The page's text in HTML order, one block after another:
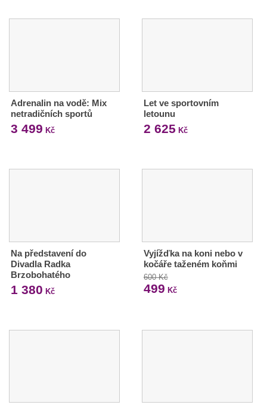
Adrenalin na vodě: Mix
netradičních sportů
3 499 Kč
Let ve sportovním
letounu
2 625 Kč
Na představení do
Divadla Radka
Brzobohatého
1 380 Kč
Vyjížďka na koni nebo v
kočáře taženém koňmi
600 Kč
499 Kč